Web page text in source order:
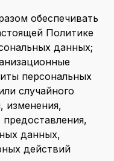
обеспечивать
Политике
данных;
персональных
случайного
изменения,
данных,
действий